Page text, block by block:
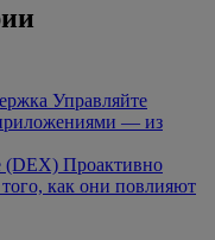
Управляйте
— из
(DEX) Проактивно
как они повлияют